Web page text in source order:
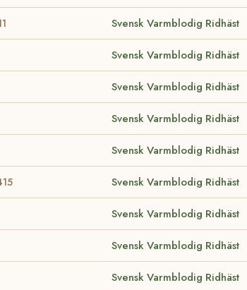
Svensk Varmblodig Ridhäst
Svensk Varmblodig Ridhäst
Svensk Varmblodig Ridhäst
Svensk Varmblodig Ridhäst
Svensk Varmblodig Ridhäst
Svensk Varmblodig Ridhäst
Svensk Varmblodig Ridhäst
Svensk Varmblodig Ridhäst
Svensk Varmblodig Ridhäst